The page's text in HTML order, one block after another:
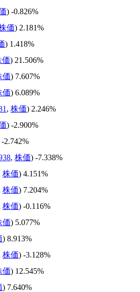
) -0.826%
価) 2.181%
) 1.418%
価) 21.506%
価) 7.607%
価) 6.089%
, 株価) 2.246%
) -2.900%
-2.742%
, 株価) -7.338%
株価) 4.151%
株価) 7.204%
株価) -0.116%
価) 5.077%
) 8.913%
株価) -3.128%
価) 12.545%
) 7.640%